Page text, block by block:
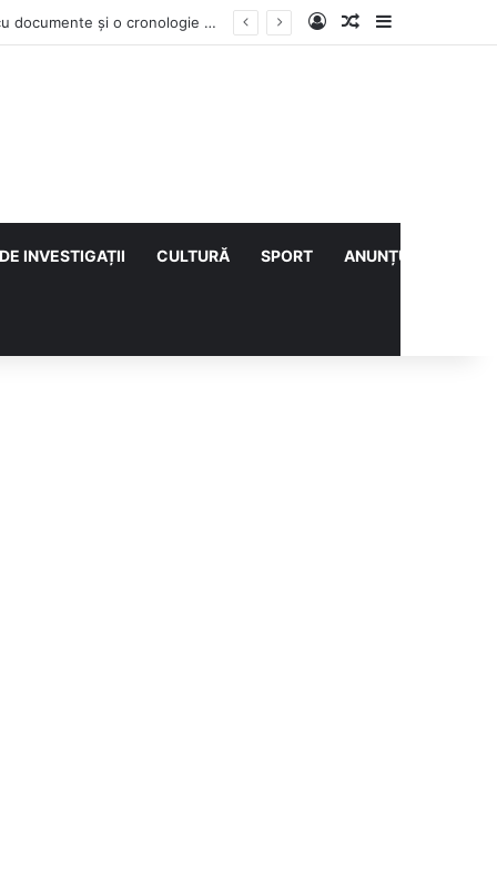
Contractul Climatic continuă prin Compania de Apă? Haritina Craița își susține acuzația cu documente și o cronologie a deciziilor Log InArticol aleatoriu
Sidebar
INVESTIGAȚII CULTURĂ SPORT ANUNȚURI